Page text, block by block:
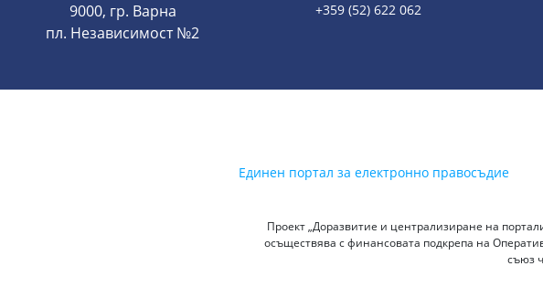
9000, гр. Варна
пл. Независимост №2
+359 (52) 622 062
Единен портал за електронно правосъдие
Проект „Доразвитие и централизиране на
осъществява с финансовата подкрепа на
съюз